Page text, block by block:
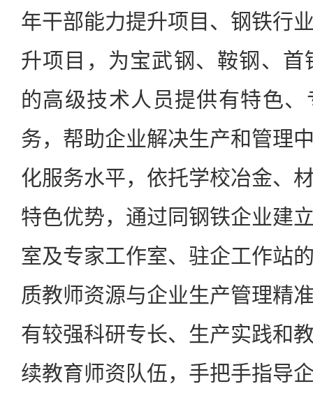
年干部能力提升项目、钢铁行
升项目，为宝武钢、鞍钢、
的高级技术人员提供有特色
务，帮助企业解决生产和管理
化服务水平，依托学校冶金、
特色优势，通过同钢铁企业建
室及专家工作室、驻企工作站
质教师资源与企业生产管理精
有较强科研专长、生产实践和
续教育师资队伍，手把手指导